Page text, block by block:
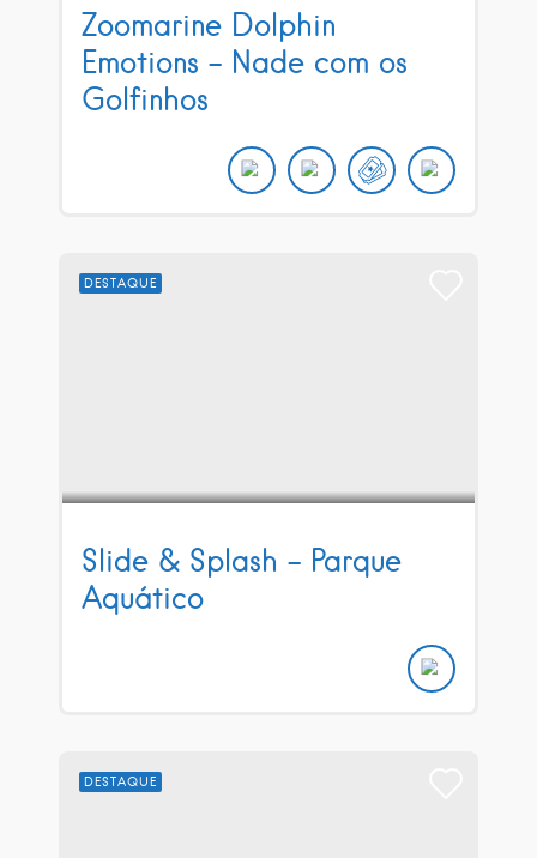
Zoomarine Dolphin
Emotions – Nade com os
Golfinhos
DESTAQUE
Slide & Splash – Parque
Aquático
DESTAQUE